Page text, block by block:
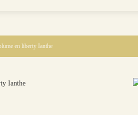
en liberty Ianthe